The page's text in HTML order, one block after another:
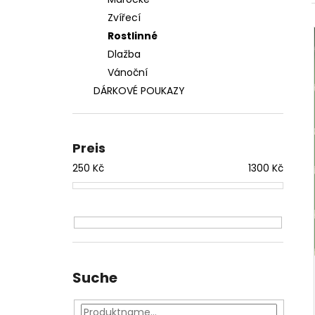
Zvířecí
Rostlinné
Dlažba
Vánoční
DÁRKOVÉ POUKAZY
Preis
250 Kč 1300 Kč
Suche
i
i
s
S123 SNĚHOVÉ VLOČKY
230 Kč